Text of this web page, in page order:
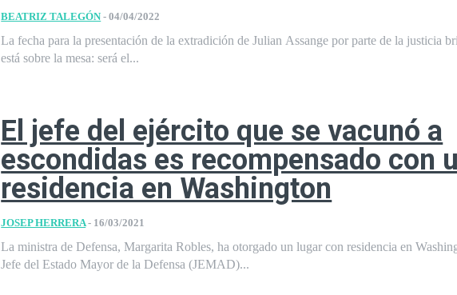
BEATRIZ TALEGÓN - 04/04/2022
La fecha para la presentación de la extradición de Julian Assange por parte de la justicia
está sobre la mesa: será el...
El jefe del ejército que se vacunó a
escondidas es recompensado con
residencia en Washington
JOSEP HERRERA - 16/03/2021
La ministra de Defensa, Margarita Robles, ha otorgado un lugar con residencia en
Jefe del Estado Mayor de la Defensa (JEMAD)...